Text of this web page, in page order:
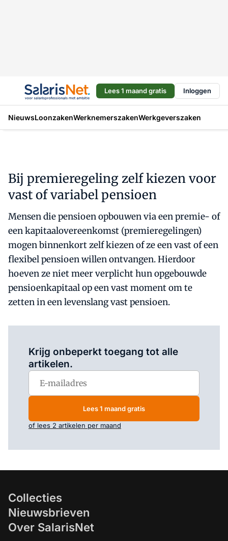
Lees 1 maand gratis Inloggen
NieuwsLoonzakenWerknemerszakenWerkgeverszaken
Bij premieregeling zelf kiezen voor
vast of variabel pensioen
Mensen die pensioen opbouwen via een premie- of
een kapitaalovereenkomst (premieregelingen)
mogen binnenkort zelf kiezen of ze een vast of een
flexibel pensioen willen ontvangen. Hierdoor
hoeven ze niet meer verplicht hun opgebouwde
pensioenkapitaal op een vast moment om te
zetten in een levenslang vast pensioen.
Krijg onbeperkt toegang tot alle
artikelen.
Lees 1 maand gratis
of lees 2 artikelen per maand
Collecties
Nieuwsbrieven
Over SalarisNet